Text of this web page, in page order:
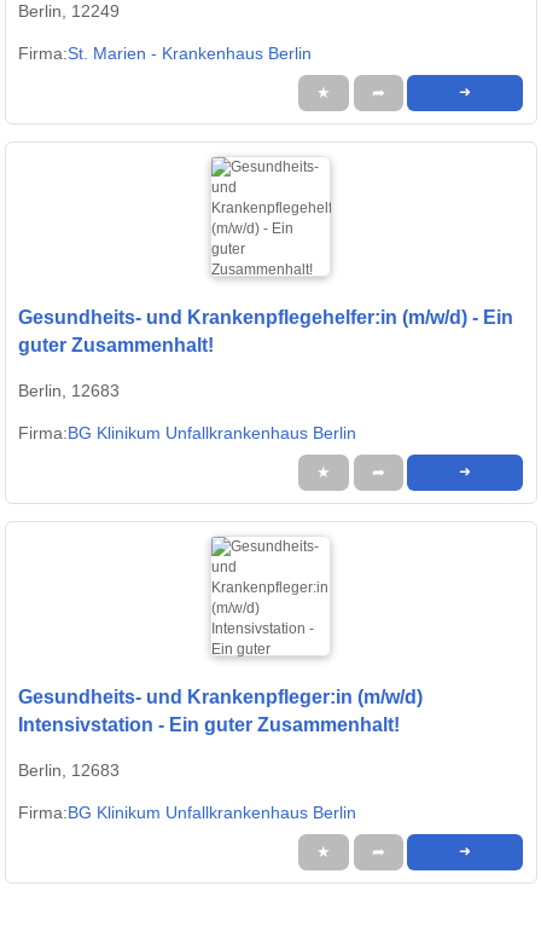
Berlin, 12249
Firma:St. Marien - Krankenhaus Berlin
★ ➦ ➜
Gesundheits- und Krankenpflegehelfer:in (m/w/d) - Ein
guter Zusammenhalt!
Berlin, 12683
Firma:BG Klinikum Unfallkrankenhaus Berlin
★ ➦ ➜
Gesundheits- und Krankenpfleger:in (m/w/d)
Intensivstation - Ein guter Zusammenhalt!
Berlin, 12683
Firma:BG Klinikum Unfallkrankenhaus Berlin
★ ➦ ➜